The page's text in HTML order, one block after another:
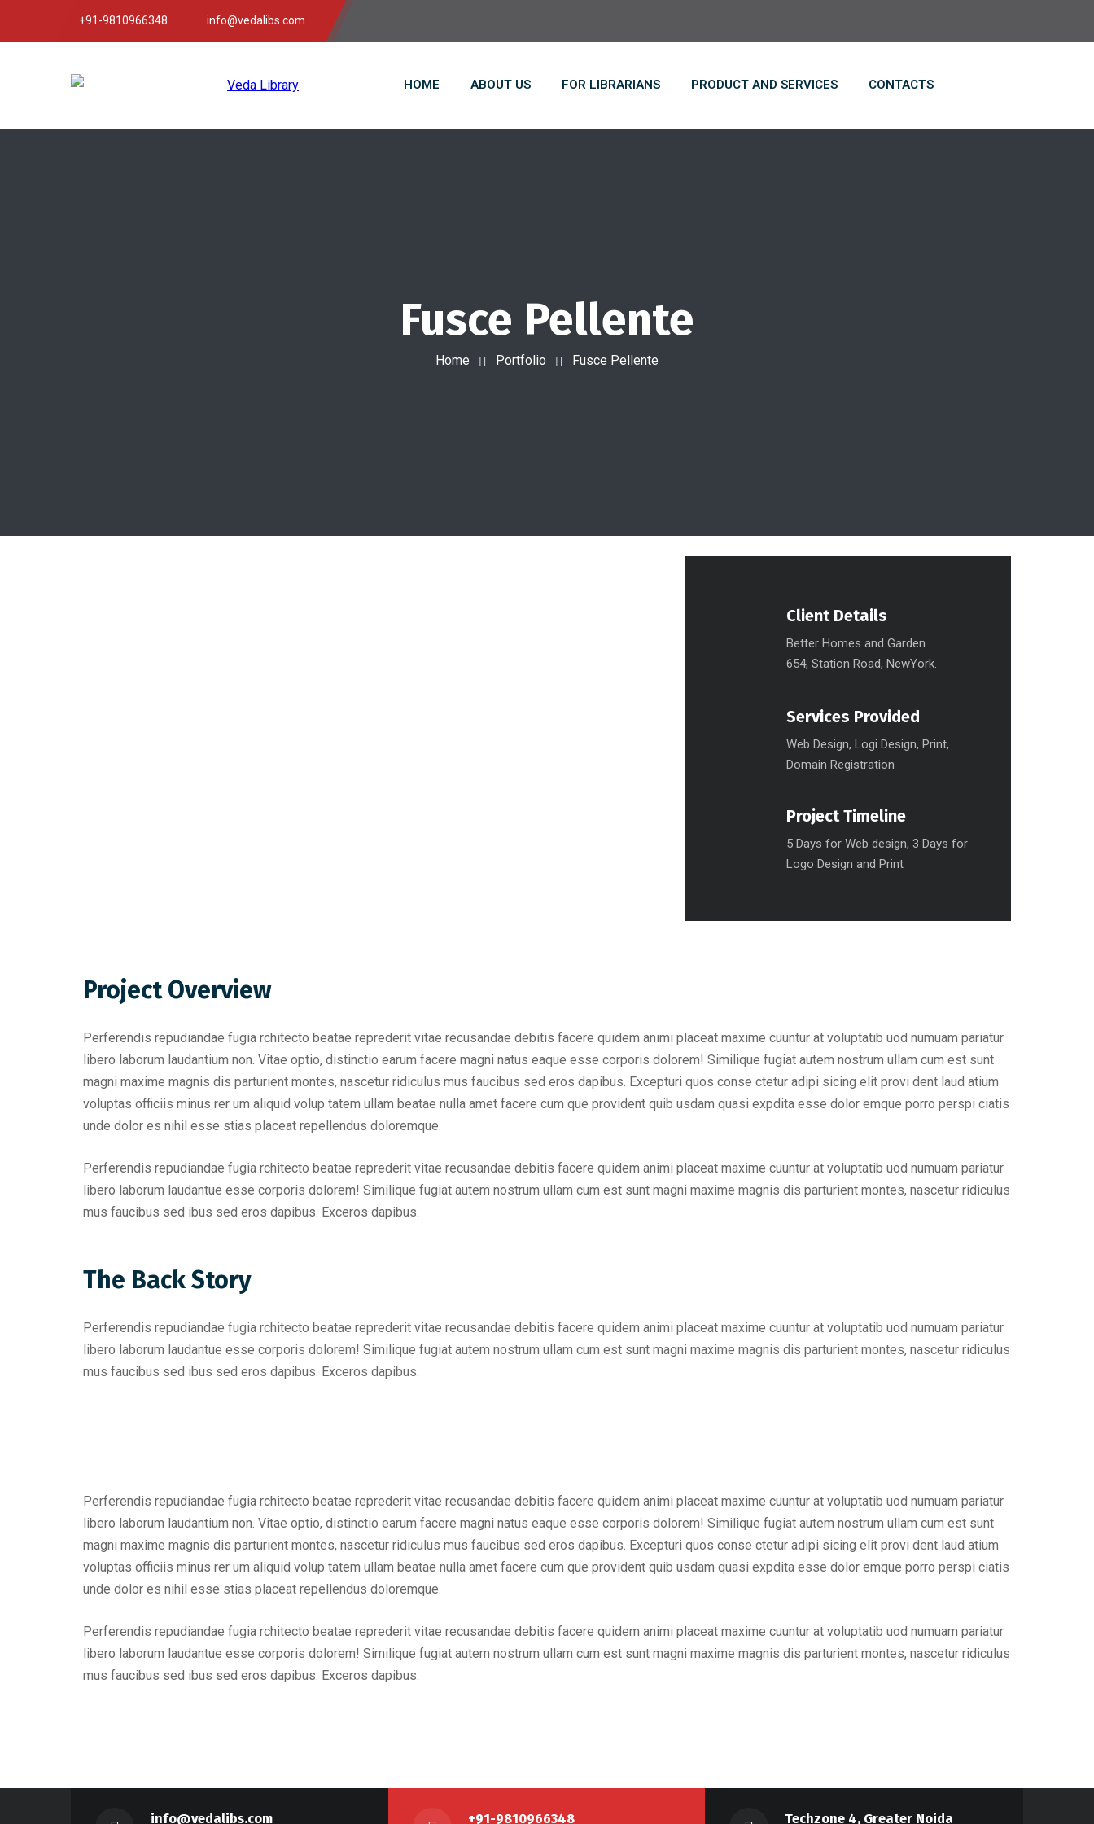
+91-9810966348 info@vedalibs.com
HOME ABOUT US FOR LIBRARIANS PRODUCT AND SERVICES CONTACTS
Fusce Pellente
Home Portfolio Fusce Pellente
Client Details
Better Homes and Garden
654, Station Road, NewYork.
Services Provided
Web Design, Logi Design, Print,
Domain Registration
Project Timeline
5 Days for Web design, 3 Days for
Logo Design and Print
Project Overview
Perferendis repudiandae fugia rchitecto beatae reprederit vitae recusandae debitis facere quidem animi placeat maxime cuuntur at voluptatib uod numuam pariatur
libero laborum laudantium non. Vitae optio, distinctio earum facere magni natus eaque esse corporis dolorem! Similique fugiat autem nostrum ullam cum est sunt
magni maxime magnis dis parturient montes, nascetur ridiculus mus faucibus sed eros dapibus. Excepturi quos conse ctetur adipi sicing elit provi dent laud atium
voluptas officiis minus rer um aliquid volup tatem ullam beatae nulla amet facere cum que provident quib usdam quasi expdita esse dolor emque porro perspi ciatis
unde dolor es nihil esse stias placeat repellendus doloremque.
Perferendis repudiandae fugia rchitecto beatae reprederit vitae recusandae debitis facere quidem animi placeat maxime cuuntur at voluptatib uod numuam pariatur
libero laborum laudantue esse corporis dolorem! Similique fugiat autem nostrum ullam cum est sunt magni maxime magnis dis parturient montes, nascetur ridiculus
mus faucibus sed ibus sed eros dapibus. Exceros dapibus.
The Back Story
Perferendis repudiandae fugia rchitecto beatae reprederit vitae recusandae debitis facere quidem animi placeat maxime cuuntur at voluptatib uod numuam pariatur
libero laborum laudantue esse corporis dolorem! Similique fugiat autem nostrum ullam cum est sunt magni maxime magnis dis parturient montes, nascetur ridiculus
mus faucibus sed ibus sed eros dapibus. Exceros dapibus.
Perferendis repudiandae fugia rchitecto beatae reprederit vitae recusandae debitis facere quidem animi placeat maxime cuuntur at voluptatib uod numuam pariatur
libero laborum laudantium non. Vitae optio, distinctio earum facere magni natus eaque esse corporis dolorem! Similique fugiat autem nostrum ullam cum est sunt
magni maxime magnis dis parturient montes, nascetur ridiculus mus faucibus sed eros dapibus. Excepturi quos conse ctetur adipi sicing elit provi dent laud atium
voluptas officiis minus rer um aliquid volup tatem ullam beatae nulla amet facere cum que provident quib usdam quasi expdita esse dolor emque porro perspi ciatis
unde dolor es nihil esse stias placeat repellendus doloremque.
Perferendis repudiandae fugia rchitecto beatae reprederit vitae recusandae debitis facere quidem animi placeat maxime cuuntur at voluptatib uod numuam pariatur
libero laborum laudantue esse corporis dolorem! Similique fugiat autem nostrum ullam cum est sunt magni maxime magnis dis parturient montes, nascetur ridiculus
mus faucibus sed ibus sed eros dapibus. Exceros dapibus.
info@vedalibs.com +91-9810966348 Techzone 4, Greater Noida